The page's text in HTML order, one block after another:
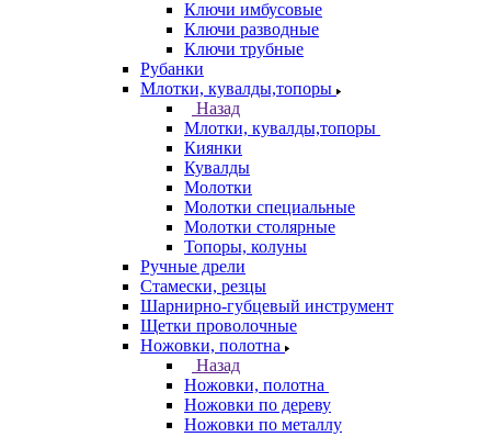
Ключи имбусовые
Ключи разводные
Ключи трубные
Рубанки
Млотки, кувалды,топоры
Назад
Млотки, кувалды,топоры
Киянки
Кувалды
Молотки
Молотки специальные
Молотки столярные
Топоры, колуны
Ручные дрели
Стамески, резцы
Шарнирно-губцевый инструмент
Щетки проволочные
Ножовки, полотна
Назад
Ножовки, полотна
Ножовки по дереву
Ножовки по металлу